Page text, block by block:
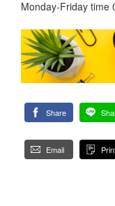
Monday-Friday time
Share
Email